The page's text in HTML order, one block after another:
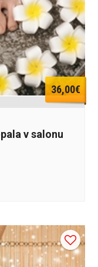
36,00€
v salonu